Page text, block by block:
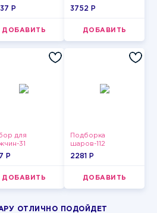
P
ДОБАВИТЬ
3752 P
ДОБАВИТЬ
для
31
P
ДОБАВИТЬ
Подборка
шаров-112
2281 P
ДОБАВИТЬ
ОТЛИЧНО ПОДОЙДЕТ